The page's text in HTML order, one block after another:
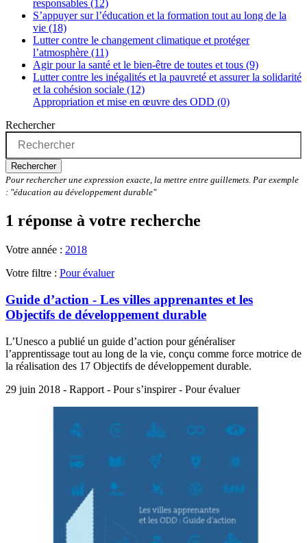
responsables (12)
S’appuyer sur l’éducation et la formation tout au long de la
vie (18)
Lutter contre le changement climatique et protéger
l’atmosphère (11)
Agir pour la santé et le bien-être de toutes et tous (9)
Lutter contre les inégalités et la pauvreté et assurer la solidarité
et la cohésion sociale (12)
Appropriation et mise en œuvre des ODD (0)
Rechercher
Rechercher
Pour rechercher une expression exacte, la mettre entre guillemets. Par exemple
: "éducation au développement durable"
1 réponse à votre recherche
Votre année : 2018
Votre filtre : Pour évaluer
Guide d’action - Les villes apprenantes et les
Objectifs de développement durable
L’Unesco a publié un guide d’action pour généraliser
l’apprentissage tout au long de la vie, conçu comme force motrice de
la réalisation des 17 Objectifs de développement durable.
29 juin 2018 - Rapport - Pour s’inspirer - Pour évaluer